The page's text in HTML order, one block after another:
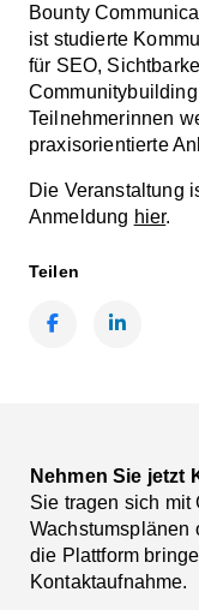
Bounty
ist studierte
für SEO,
Teilnehmerinnen
praxisorientierte
Die Veranstaltung
Anmeldung hier.
Teilen
Nehmen Sie jetzt
Sie tragen sich mit
Wachstumsplänen
die Plattform
Kontaktaufnahme.